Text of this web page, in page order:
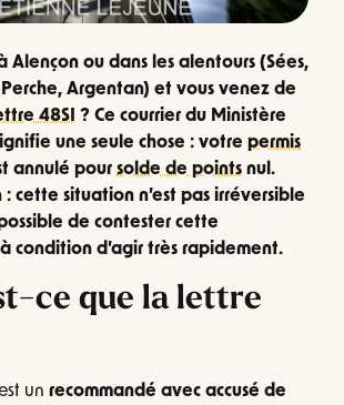
Alençon ou dans les alentours (Sées,
Argentan) et vous venez de
48SI ? Ce courrier du Ministère
une seule chose : votre permis
annulé pour solde de points nul.
cette situation n’est pas irréversible
de contester cette
condition d’agir très rapidement.
ce que la lettre
un recommandé avec accusé de